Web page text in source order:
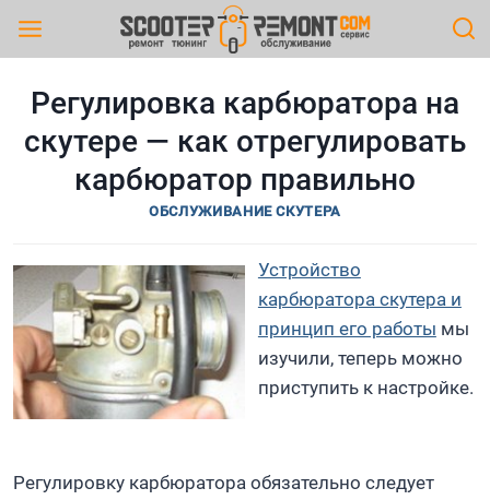
Регулировка карбюратора на
скутере — как отрегулировать
карбюратор правильно
ОБСЛУЖИВАНИЕ СКУТЕРА
Устройство
карбюратора скутера и
принцип его работы мы
изучили, теперь можно
приступить к настройке.
Регулировку карбюратора обязательно следует